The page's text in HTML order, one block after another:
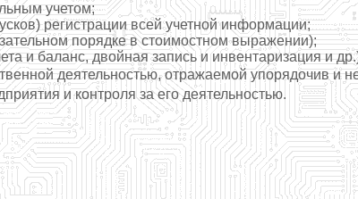
учетом;
регистрации всей учетной информации;
порядке в стоимостном выражении);
и баланс, двойная запись и инвентаризация и
деятельностью, отражаемой упорядочив и
и контроля за его деятельностью.